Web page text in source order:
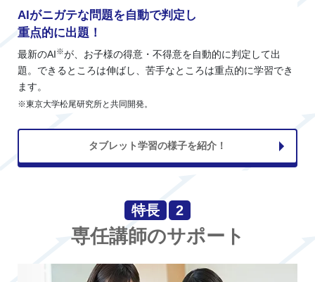
AIがニガテな問題を自動で判定し
重点的に出題！
最新のAI※が、お子様の得意・不得意を自動的に判定して出
題。できるところは伸ばし、苦手なところは重点的に学習でき
ます。
※東京大学松尾研究所と共同開発。
タブレット学習の様子を紹介！
特長 2
専任講師のサポート